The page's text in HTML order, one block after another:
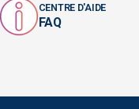
CENTRE D'AIDE
FAQ